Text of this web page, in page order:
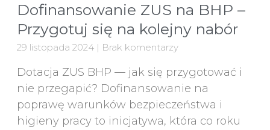
Dofinansowanie ZUS na BHP –
Przygotuj się na kolejny nabór
29 listopada 2024 Brak komentarzy
Dotacja ZUS BHP — jak się przygotować i
nie przegapić? Dofinansowanie na
poprawę warunków bezpieczeństwa i
higieny pracy to inicjatywa, która co roku